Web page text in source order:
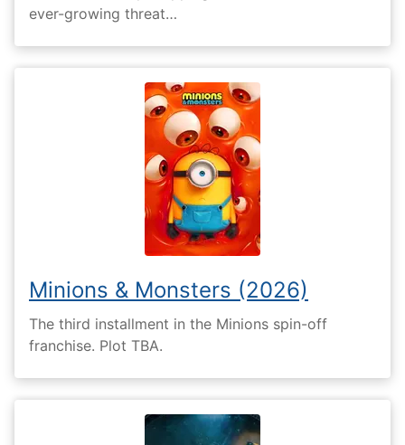
ever-growing threat…
Minions & Monsters (2026)
The third installment in the Minions spin-off
franchise. Plot TBA.